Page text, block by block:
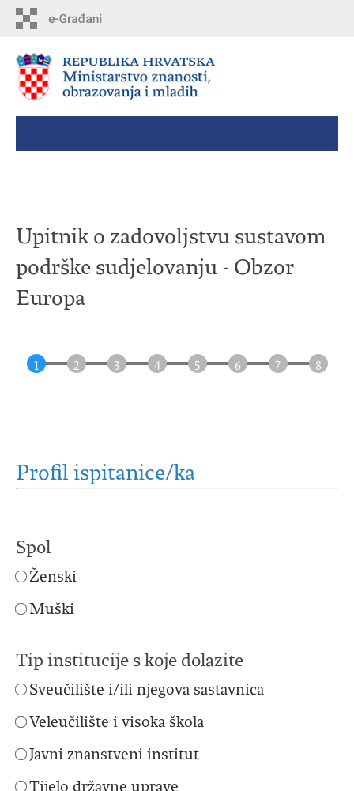
Skip
content
Upitnik o zadovoljstvu sustavom
podrške sudjelovanju - Obzor
Europa
Profil ispitanice/ka
Spol
Ženski
Muški
Tip institucije s koje dolazite
Sveučilište i/ili njegova sastavnica
Veleučilište i visoka škola
Javni znanstveni institut
Tijelo državne uprave